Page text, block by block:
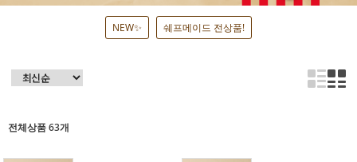
NEW✨ 쉐프메이드 전상품!
전체상품 63개